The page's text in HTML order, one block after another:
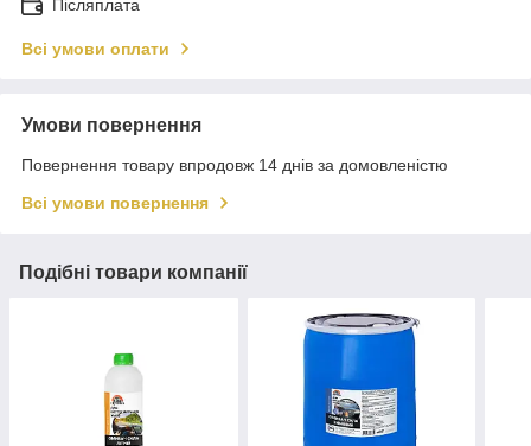
Післяплата
Всі умови оплати
Умови повернення
Повернення товару впродовж 14 днів за домовленістю
Всі умови повернення
Подібні товари компанії